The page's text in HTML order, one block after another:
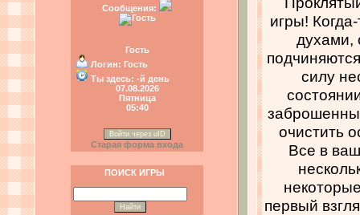
Сообщения:
Гость
Логин: Гость
Ты здесь: -й день
07.08.2026
Пятница
05:40
Войти через uID
Старая форма входа
ПОИСК ИГРЫ
игры!
духами,
силу
очистить
Все в
первый